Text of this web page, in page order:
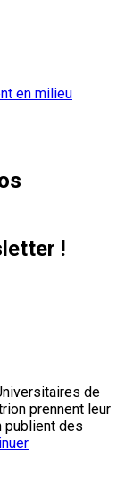
en milieu
!
de
prennent leur
publient des